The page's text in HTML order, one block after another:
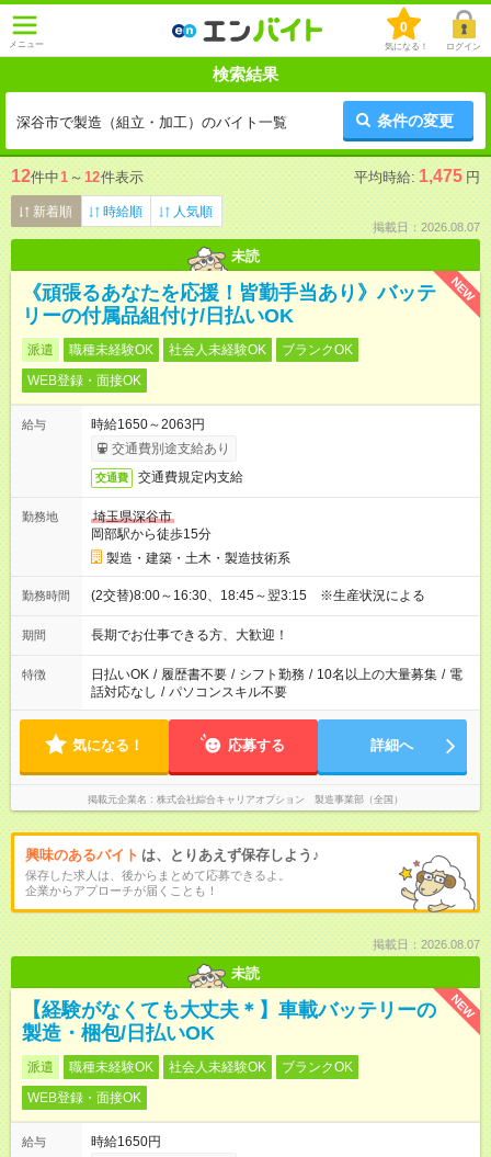
メニュー
0
気になる！ ログイン
検索結果
深谷市で製造（組立・加工）のバイト一覧 条件の変更
12件中1 ～ 12件表示 平均時給: 1,475 円
新着順 時給順 人気順
掲載日：2026.08.07
未読
NEW
《頑張るあなたを応援！皆勤手当あり》バッテ
リーの付属品組付け/日払いOK
派遣 職種未経験OK 社会人未経験OK
ブランクOK
WEB登録・面接OK
給与
時給1650～2063円
交通費別途支給あり
交通費 交通費規定内支給
勤務地
埼玉県深谷市
岡部駅から徒歩15分
製造・建築・土木・製造技術系
勤務時間 (2交替)8:00～16:30、18:45～翌3:15 ※生産状況による
期間 長期でお仕事できる方、大歓迎！
特徴 日払いOK / 履歴書不要 / シフト勤務 / 10名以上の大量募集 / 電
話対応なし / パソコンスキル不要
気になる！ 応募する 詳細へ
掲載元企業名 株式会社綜合キャリアオプション 製造事業部（全国）
興味のあるバイト は、とりあえず保存しよう♪
保存した求人は、後からまとめて応募できるよ。
企業からアプローチが届くことも！
掲載日：2026.08.07
未読
NEW
【経験がなくても大丈夫＊】車載バッテリーの
製造・梱包/日払いOK
派遣 職種未経験OK 社会人未経験OK
ブランクOK
WEB登録・面接OK
給与
時給1650円